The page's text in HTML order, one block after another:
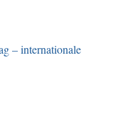
– internationale